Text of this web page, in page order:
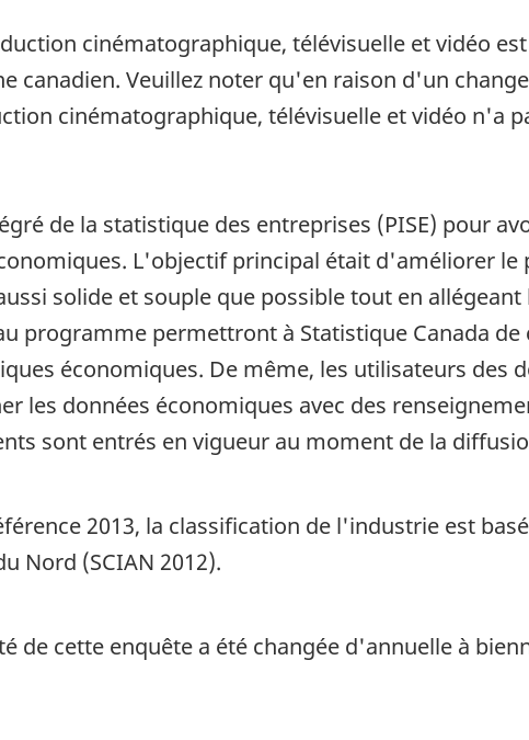
cinématographique, télévisuelle et vidéo
canadien. Veuillez noter qu'en raison d'un
cinématographique, télévisuelle et vidéo n'a
de la statistique des entreprises (PISE) pour
L'objectif principal était d'améliorer le
solide et souple que possible tout en allégeant
programme permettront à Statistique Canada
économiques. De même, les utilisateurs des
les données économiques avec des
sont entrés en vigueur au moment de la
2013, la classification de l'industrie est
Nord (SCIAN 2012).
de cette enquête a été changée d'annuelle à